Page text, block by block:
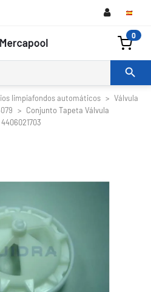
0

limpiafondos automáticos
Válvula
Conjunto Tapeta Válvula